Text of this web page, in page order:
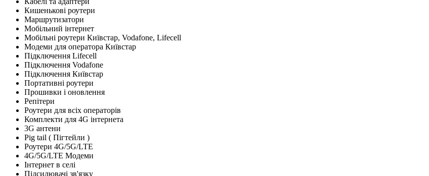
Кишенькові роутери
Маршрутизатори
Мобільний інтернет
Мобільні роутери Київстар, Vodafone, Lifecell
Модеми для оператора Київстар
Підключення Lifecell
Підключення Vodafone
Підключення Київстар
Портативні роутери
Прошивки і оновлення
Репітери
Роутери для всіх операторів
Комплекти для 4G інтернета
3G антени
Pig tail ( Пігтейли )
Роутери 4G/5G/LTE
4G/5G/LTE Модеми
Інтернет в селі
Підсилювачі зв'язку